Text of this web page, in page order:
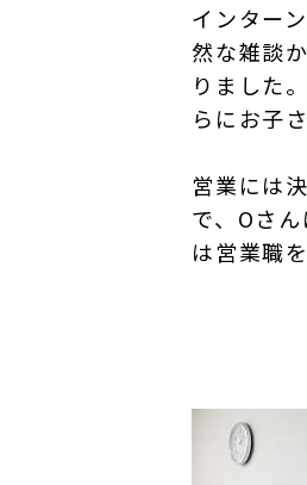
インター
然な雑談
りました
らにお子
営業には
で、Oさ
は営業職